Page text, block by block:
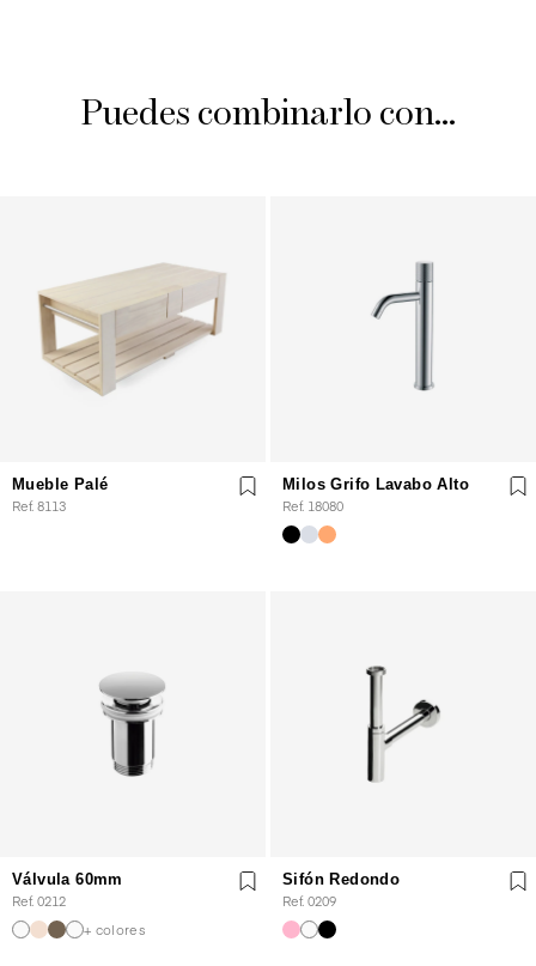
Puedes combinarlo con...
Mueble Palé
Ref. 8113
Milos Grifo Lavabo Alto
Ref. 18080
Válvula 60mm
Ref. 0212
+ colores
Sifón Redondo
Ref. 0209